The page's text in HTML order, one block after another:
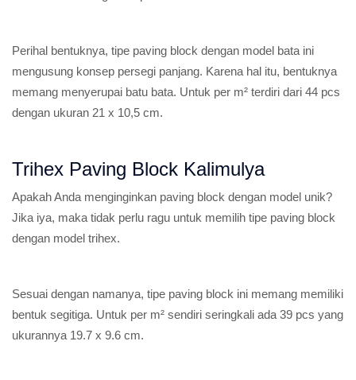
Perihal bentuknya, tipe paving block dengan model bata ini
mengusung konsep persegi panjang. Karena hal itu, bentuknya
memang menyerupai batu bata. Untuk per m² terdiri dari 44 pcs
dengan ukuran 21 x 10,5 cm.
Trihex Paving Block Kalimulya
Apakah Anda menginginkan paving block dengan model unik?
Jika iya, maka tidak perlu ragu untuk memilih tipe paving block
dengan model trihex.
Sesuai dengan namanya, tipe paving block ini memang memiliki
bentuk segitiga. Untuk per m² sendiri seringkali ada 39 pcs yang
ukurannya 19.7 x 9.6 cm.